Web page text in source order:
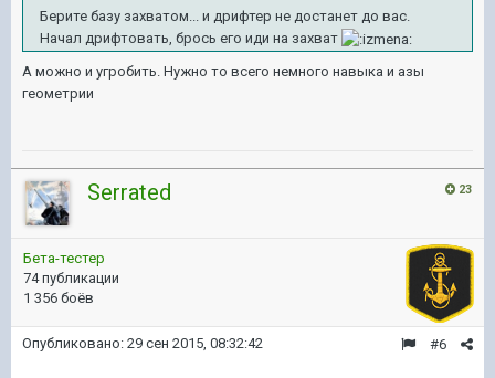
Берите базу захватом... и дрифтер не достанет до вас.
Начал дрифтовать, брось его иди на захват
А можно и угробить. Нужно то всего немного навыка и азы
геометрии
23
Serrated
Бета-тестер
74 публикации
1 356 боёв
#6
Опубликовано: 29 сен 2015, 08:32:42